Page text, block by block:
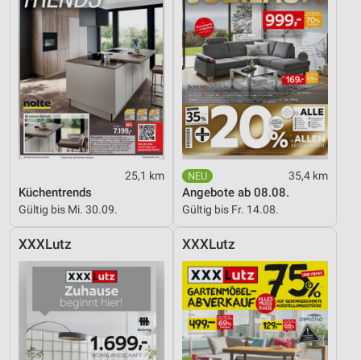
25,1 km
Küchentrends
Gültig bis Mi. 30.09.
35,4 km
Angebote ab 08.08.
Gültig bis Fr. 14.08.
XXXLutz XXXLutz